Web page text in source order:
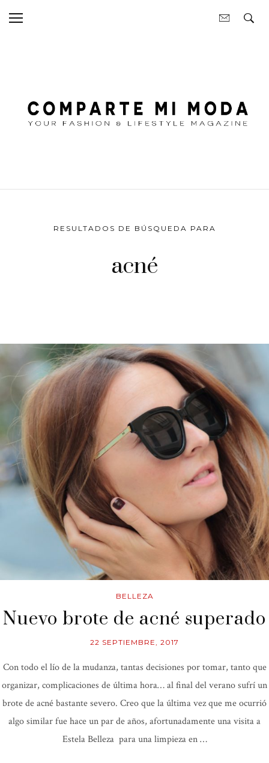
RESULTADOS DE BÚSQUEDA PARA
acné
BELLEZA
Nuevo brote de acné superado
22 SEPTIEMBRE, 2017
Con todo el lío de la mudanza, tantas decisiones por tomar, tanto que
organizar, complicaciones de última hora… al final del verano sufrí un
brote de acné bastante severo. Creo que la última vez que me ocurrió
algo similar fue hace un par de años, afortunadamente una visita a
Estela Belleza para una limpieza en …